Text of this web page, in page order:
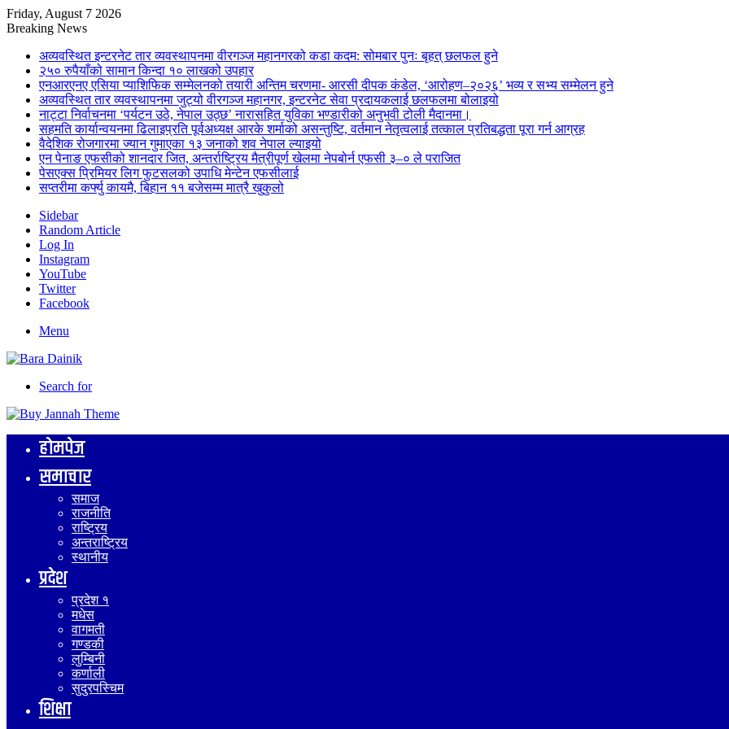
Friday, August 7 2026
Breaking News
अव्यवस्थित इन्टरनेट तार व्यवस्थापनमा वीरगञ्ज महानगरको कडा कदम: सोमबार पुनः बृहत् छलफल हुने
२५० रुपैयाँको सामान किन्दा १० लाखको उपहार
एनआरएनए एसिया प्याशिफिक सम्मेलनको तयारी अन्तिम चरणमा- आरसी दीपक कंडेल, ‘आरोहण–२०२६’ भव्य र सभ्य सम्मेलन हुने
अव्यवस्थित तार व्यवस्थापनमा जुट्यो वीरगञ्ज महानगर, इन्टरनेट सेवा प्रदायकलाई छलफलमा बोलाइयो
नाट्टा निर्वाचनमा ‘पर्यटन उठे, नेपाल उठ्छ’ नारासहित युविका भण्डारीको अनुभवी टोली मैदानमा।
सहमति कार्यान्वयनमा ढिलाइप्रति पूर्वअध्यक्ष आरके शर्माको असन्तुष्टि, वर्तमान नेतृत्वलाई तत्काल प्रतिबद्धता पूरा गर्न आग्रह
वैदेशिक रोजगारमा ज्यान गुमाएका १३ जनाको शव नेपाल ल्याइयो
एन पेनाङ एफसीको शानदार जित, अन्तर्राष्ट्रिय मैत्रीपूर्ण खेलमा नेपबोर्न एफसी ३–० ले पराजित
पेसएक्स प्रिमियर लिग फुटसलको उपाधि मेन्टेन एफसीलाई
सप्तरीमा कर्फ्यु कायमै, बिहान ११ बजेसम्म मात्रै खुकुलो
Sidebar
Random Article
Log In
Instagram
YouTube
Twitter
Facebook
Menu
Search for
होमपेज
समाचार
समाज
राजनीति
राष्ट्रिय
अन्तराष्ट्रिय
स्थानीय
प्रदेश
प्रदेश १
मधेस
वागमती
गण्डकी
लुम्बिनी
कर्णाली
सुदुरपस्चिम
शिक्षा